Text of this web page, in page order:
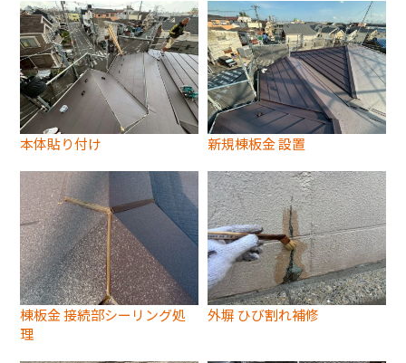
本体貼り付け 新規棟板金 設置
棟板金 接続部シーリング処
理
外塀 ひび割れ補修